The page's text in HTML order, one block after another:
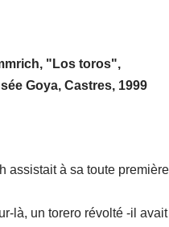
"Los toros",
Goya, Castres, 1999
assistait à sa toute
là, un torero révolté -il